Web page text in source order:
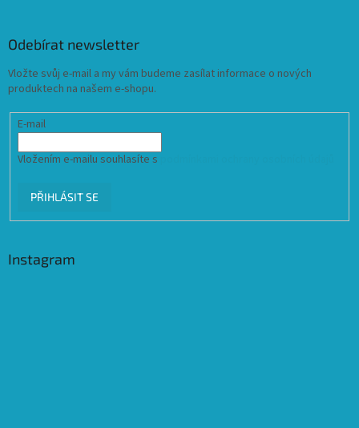
Odebírat newsletter
Vložte svůj e-mail a my vám budeme zasílat informace o nových
produktech na našem e-shopu.
E-mail
Vložením e-mailu souhlasíte s
PŘIHLÁSIT SE
Instagram